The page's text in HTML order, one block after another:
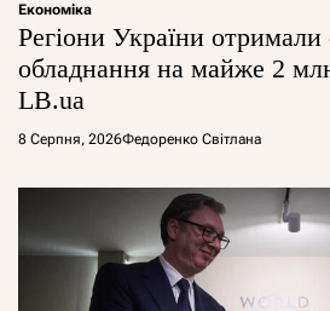
Економіка
Регіони України отримали
обладнання на майже 2
LB.ua
8 Серпня, 2026Федоренко Світлана